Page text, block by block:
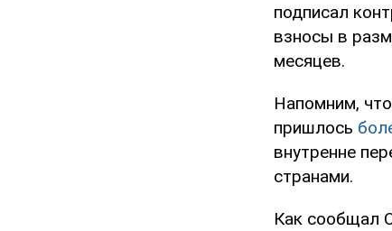
подписал
взносы в
месяцев.
Напомним,
пришлось
внутренне
странами.
Как сообщал